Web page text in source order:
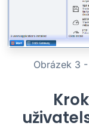
Obrázek 3